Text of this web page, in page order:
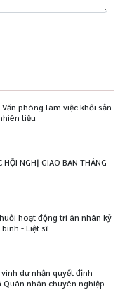
phòng làm việc khối sản
liệu
HỘI NGHỊ GIAO BAN THÁNG
hoạt động tri ân nhân kỷ
- Liệt sĩ
dự nhận quyết định
nhân chuyên nghiệp